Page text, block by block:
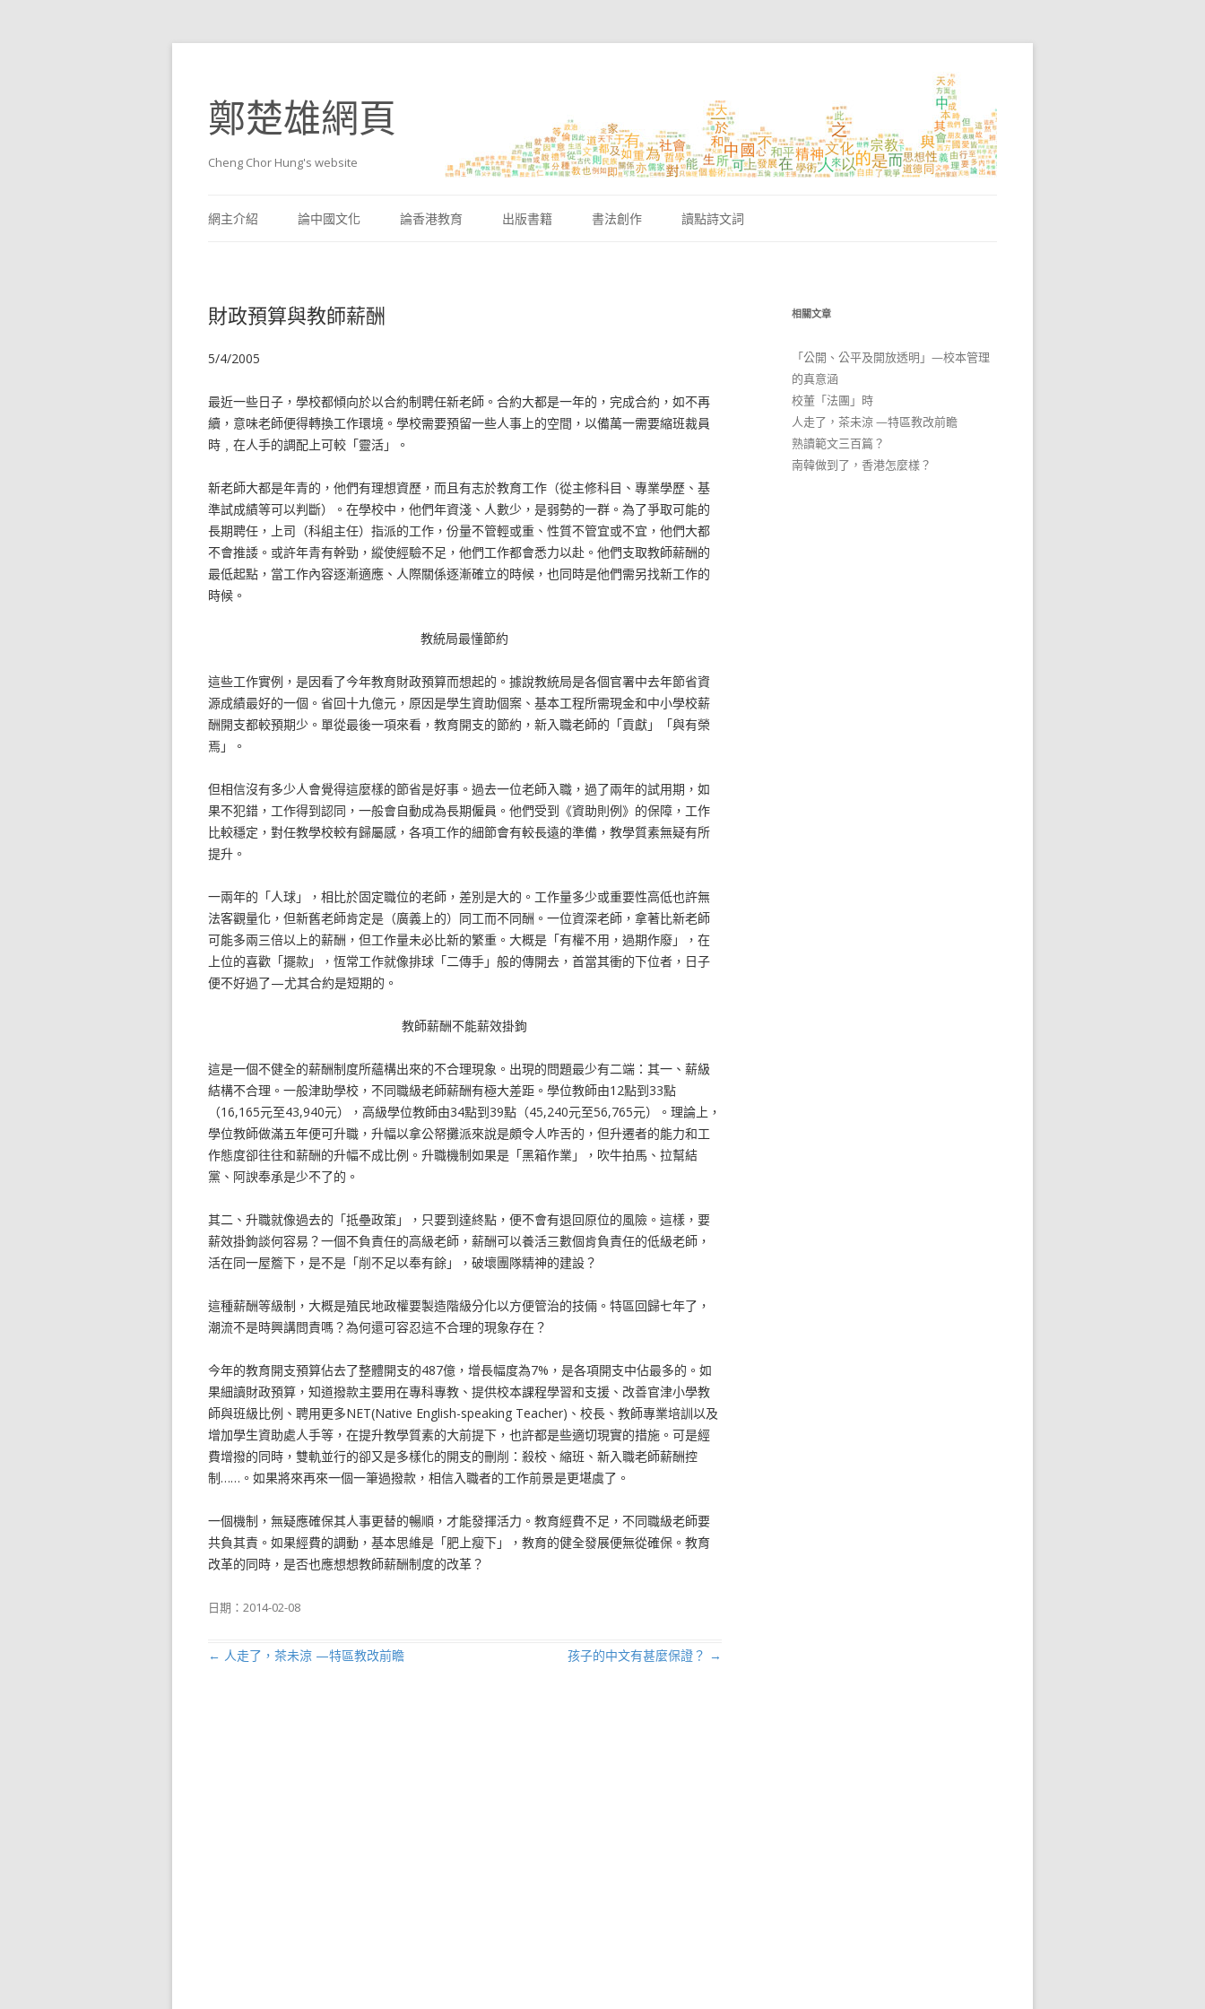
鄭楚雄網頁
Cheng Chor Hung's website
網主介紹
論中國文化 論香港教育 出版書籍 書法創作 讀點詩文詞
財政預算與教師薪酬
5/4/2005
最近一些日子，學校都傾向於以合約制聘任新老師。合約大都是一年的，完成合約，如不再
續，意味老師便得轉換工作環境。學校需要預留一些人事上的空間，以備萬一需要縮班裁員
時﹐在人手的調配上可較「靈活」。
新老師大都是年青的，他們有理想資歷，而且有志於教育工作（從主修科目、專業學歷、基
準試成績等可以判斷）。在學校中，他們年資淺、人數少，是弱勢的一群。為了爭取可能的
長期聘任，上司（科組主任）指派的工作，份量不管輕或重、性質不管宜或不宜，他們大都
不會推諉。或許年青有幹勁，縱使經驗不足，他們工作都會悉力以赴。他們支取教師薪酬的
最低起點，當工作內容逐漸適應、人際關係逐漸確立的時候，也同時是他們需另找新工作的
時候。
教統局最懂節約
這些工作實例，是因看了今年教育財政預算而想起的。據說教統局是各個官署中去年節省資
源成績最好的一個。省回十九億元，原因是學生資助個案、基本工程所需現金和中小學校薪
酬開支都較預期少。單從最後一項來看，教育開支的節約，新入職老師的「貢獻」「與有榮
焉」。
但相信沒有多少人會覺得這麼樣的節省是好事。過去一位老師入職，過了兩年的試用期，如
果不犯錯，工作得到認同，一般會自動成為長期僱員。他們受到《資助則例》的保障，工作
比較穩定，對任教學校較有歸屬感，各項工作的細節會有較長遠的準備，教學質素無疑有所
提升。
一兩年的「人球」，相比於固定職位的老師，差別是大的。工作量多少或重要性高低也許無
法客觀量化，但新舊老師肯定是（廣義上的）同工而不同酬。一位資深老師，拿著比新老師
可能多兩三倍以上的薪酬，但工作量未必比新的繁重。大概是「有權不用，過期作廢」，在
上位的喜歡「擺款」，恆常工作就像排球「二傳手」般的傳開去，首當其衝的下位者，日子
便不好過了—尤其合約是短期的。
教師薪酬不能薪效掛鉤
這是一個不健全的薪酬制度所蘊構出來的不合理現象。出現的問題最少有二端：其一、薪級
結構不合理。一般津助學校，不同職級老師薪酬有極大差距。學位教師由12點到33點
（16,165元至43,940元），高級學位教師由34點到39點（45,240元至56,765元）。理論上，
學位教師做滿五年便可升職，升幅以拿公帑攤派來說是頗令人咋舌的，但升遷者的能力和工
作態度卻往往和薪酬的升幅不成比例。升職機制如果是「黑箱作業」，吹牛拍馬、拉幫結
黨、阿諛奉承是少不了的。
其二、升職就像過去的「抵壘政策」，只要到達終點，便不會有退回原位的風險。這樣，要
薪效掛鉤談何容易？一個不負責任的高級老師，薪酬可以養活三數個肯負責任的低級老師，
活在同一屋簷下，是不是「削不足以奉有餘」，破壞團隊精神的建設？
這種薪酬等級制，大概是殖民地政權要製造階級分化以方便管治的技倆。特區回歸七年了，
潮流不是時興講問責嗎？為何還可容忍這不合理的現象存在？
今年的教育開支預算佔去了整體開支的487億，增長幅度為7%，是各項開支中佔最多的。如
果細讀財政預算，知道撥款主要用在專科專教、提供校本課程學習和支援、改善官津小學教
師與班級比例、聘用更多NET(Native English-speaking Teacher)、校長、教師專業培訓以及
增加學生資助處人手等，在提升教學質素的大前提下，也許都是些適切現實的措施。可是經
費增撥的同時，雙軌並行的卻又是多樣化的開支的刪削：殺校、縮班、新入職老師薪酬控
制……。如果將來再來一個一筆過撥款，相信入職者的工作前景是更堪虞了。
一個機制，無疑應確保其人事更替的暢順，才能發揮活力。教育經費不足，不同職級老師要
共負其責。如果經費的調動，基本思維是「肥上瘦下」，教育的健全發展便無從確保。教育
改革的同時，是否也應想想教師薪酬制度的改革？
日期： 2014-02-08
文章導航列
← 人走了，茶未涼 —特區教改前瞻 孩子的中文有甚麼保證？ →
相關文章
「公開、公平及開放透明」—校本管理
的真意涵
校董「法團」時
人走了，茶未涼 —特區教改前瞻
熟讀範文三百篇？
南韓做到了，香港怎麼樣？